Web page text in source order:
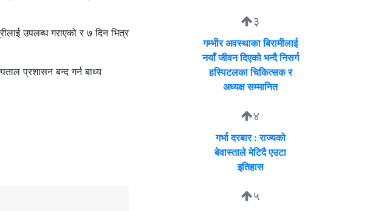
उपलब्ध गराएको र ७ दिन भित्र
प्रशासन बन्द गर्न बाध्य
३
गम्भीर अवस्थाका बिरामीलाई
नयाँ जीवन दिएको भन्दै निसर्ग
हस्पिटलका चिकित्सक र
अध्यक्ष सम्मानित
४
गर्भा दरबार : राज्यको
बेवास्ताले मेटिदै एउटा
इतिहास
५